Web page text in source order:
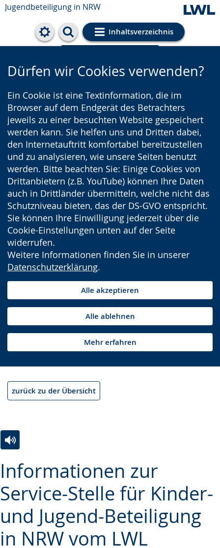
Jugendbeteiligung in NRW
Inhaltsverzeichnis
Cookie-Einstellungen
Dürfen wir Cookies verwenden?
Ein Cookie ist eine Textinformation, die im
Browser auf dem Endgerät des Betrachters
jeweils zu einer besuchten Website gespeichert
werden kann. Sie helfen uns und Dritten dabei,
den Internetauftritt komfortabel bereitzustellen
und zu analysieren, wie unsere Seiten benutzt
werden. Bitte beachten Sie: Einige Cookies von
Drittanbietern (z.B. YouTube) können Ihre Daten
auch in Drittländer übermitteln, welche nicht das
Schutzniveau bieten, das der DS-GVO entspricht.
Sie können Ihre Einwilligung jederzeit über die
Cookie-Einstellungen unten auf der Seite
widerrufen.
Weitere Informationen finden Sie in unserer
Datenschutzerklärung.
Alle akzeptieren
Alle ablehnen
Mehr erfahren
zurück zu der Übersicht
Informationen zur
Service-Stelle für Kinder-
und Jugend-Beteiligung
in NRW vom LWL
Leichten
Sprache
wechseln.
Audio-
Unterstützung.
Video
in
Deutscher
Gebärdensprache
angezeigt.